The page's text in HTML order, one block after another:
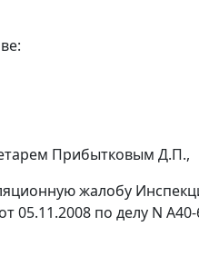
Прибытковым Д.П.,
жалобу
по делу N